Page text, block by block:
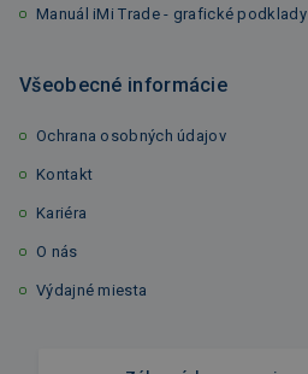
Manuál iMi Trade - grafické podklady
Všeobecné informácie
Ochrana osobných údajov
Kontakt
Kariéra
O nás
Výdajné miesta